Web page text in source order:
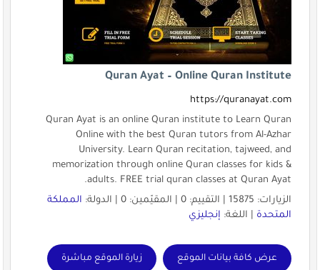
Quran Ayat – Online Quran Institute
https://quranayat.com
Quran Ayat is an online Quran institute to Learn Quran
Online with the best Quran tutors from Al-Azhar
University. Learn Quran recitation, tajweed, and
memorization through online Quran classes for kids &
adults. FREE trial quran classes at Quran Ayat.
الزيارات: 15875 | التقييم: 0 | المقيّمين: 0 | الدولة:
المملكة
المتحدة| اللغة: إنجليزي
عرض كافة بيانات الموقع زيارة الموقع مباشرة